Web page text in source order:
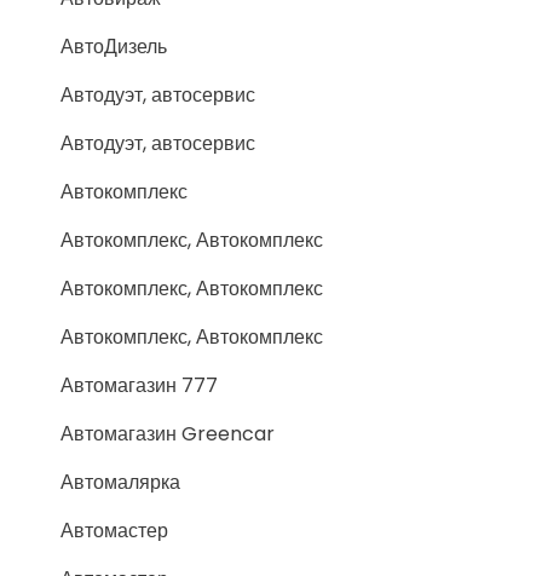
АвтоДизель
Автодуэт, автосервис
Автодуэт, автосервис
Автокомплекс
Автокомплекс, Автокомплекс
Автокомплекс, Автокомплекс
Автокомплекс, Автокомплекс
Автомагазин 777
Автомагазин Greencar
Автомалярка
Автомастер